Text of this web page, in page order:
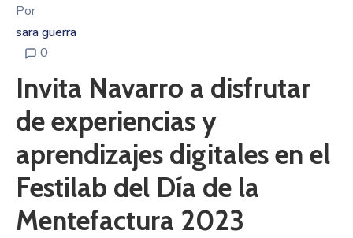
Por
sara guerra
0
Invita Navarro a disfrutar
de experiencias y
aprendizajes digitales en el
Festilab del Día de la
Mentefactura 2023